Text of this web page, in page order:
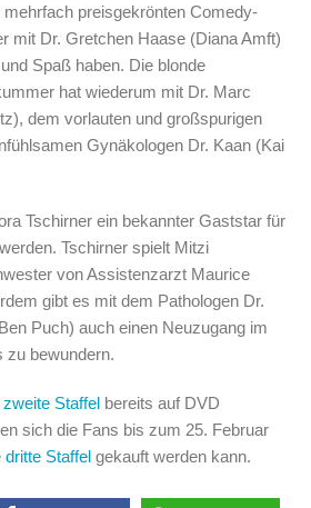
preisgekrönten Comedy-
mit Dr. Gretchen Haase (Diana Amft)
Spaß haben. Die blonde
hat wiederum mit Dr. Marc
dem vorlauten und großspurigen
Gynäkologen Dr. Kaan (Kai
Tschirner ein bekannter Gaststar für
Tschirner spielt Mitzi
von Assistenzarzt Maurice
gibt es mit dem Pathologen Dr.
Puch) auch einen Neuzugang im
zu bewundern.
zweite Staffel bereits auf DVD
sich die Fans bis zum 25. Februar
dritte Staffel gekauft werden kann.